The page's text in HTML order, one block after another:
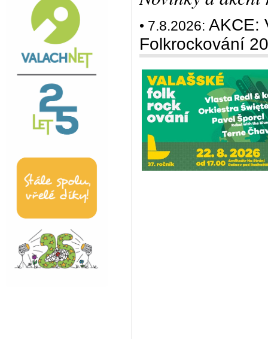
• 7.8.2026: AKCE:
Folkrockování